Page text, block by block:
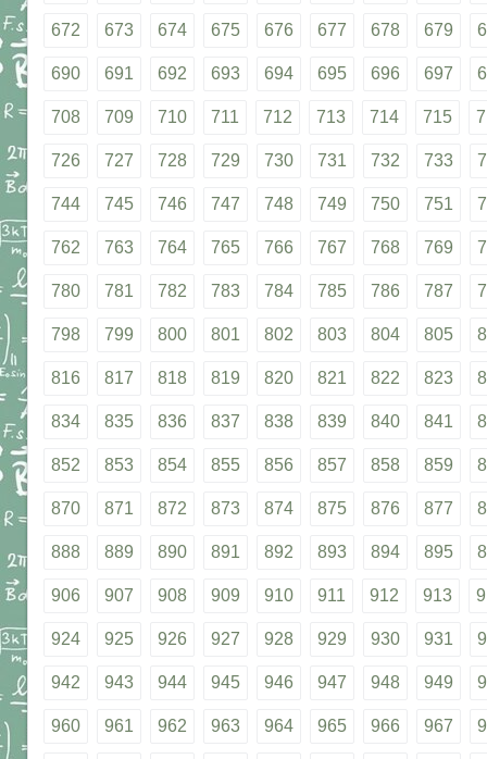
672 673 674 675 676 677 678 679
690 691 692 693 694 695 696 697
708 709 710 711 712 713 714 715
726 727 728 729 730 731 732 733
744 745 746 747 748 749 750 751
762 763 764 765 766 767 768 769
780 781 782 783 784 785 786 787
798 799 800 801 802 803 804 805
816 817 818 819 820 821 822 823
834 835 836 837 838 839 840 841
852 853 854 855 856 857 858 859
870 871 872 873 874 875 876 877
888 889 890 891 892 893 894 895
906 907 908 909 910 911 912 913
924 925 926 927 928 929 930 931
942 943 944 945 946 947 948 949
960 961 962 963 964 965 966 967